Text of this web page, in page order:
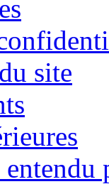
site
entendu